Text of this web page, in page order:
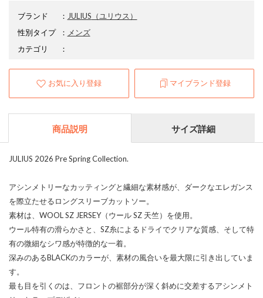
ブランド ： JULIUS （ユリウス）
性別タイプ
： メンズ
カテゴリ
：
お気に入り登録 マイブランド登録
商品説明 サイズ詳細
JULIUS 2026 Pre Spring Collection.
アシンメトリーなカッティングと繊細な素材感が、ダークなエレガンス
を際立たせるロングスリーブカットソー。
素材は、WOOL SZ JERSEY（ウール SZ 天竺）を使用。
ウール特有の滑らかさと、SZ糸によるドライでクリアな質感、そして特
有の微細なシワ感が特徴的な一着。
深みのあるBLACKのカラーが、素材の風合いを最大限に引き出していま
す。
最も目を引くのは、フロントの裾部分が深く斜めに交差するアシンメト